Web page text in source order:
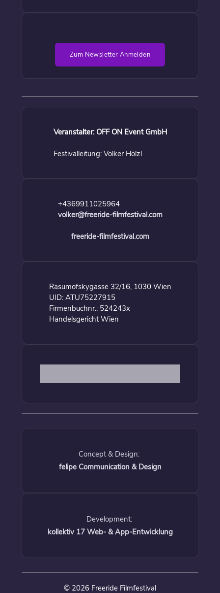
Zum Newsletter Anmelden
Veranstalter: OFF ON Event GmbH
Festivalleitung: Volker Hölzl
+4369911025964
volker@freeride-filmfestival.com
freeride-filmfestival.com
Rasumofskygasse 32/16, 1030 Wien
UID: ATU75227915
Firmenbuchnr.: 524243x
Handelsgericht Wien
Concept & Design:
felipe Communication & Design
Development:
kollektiv 17 Web- & App-Entwicklung
© 2026 Freeride Filmfestival